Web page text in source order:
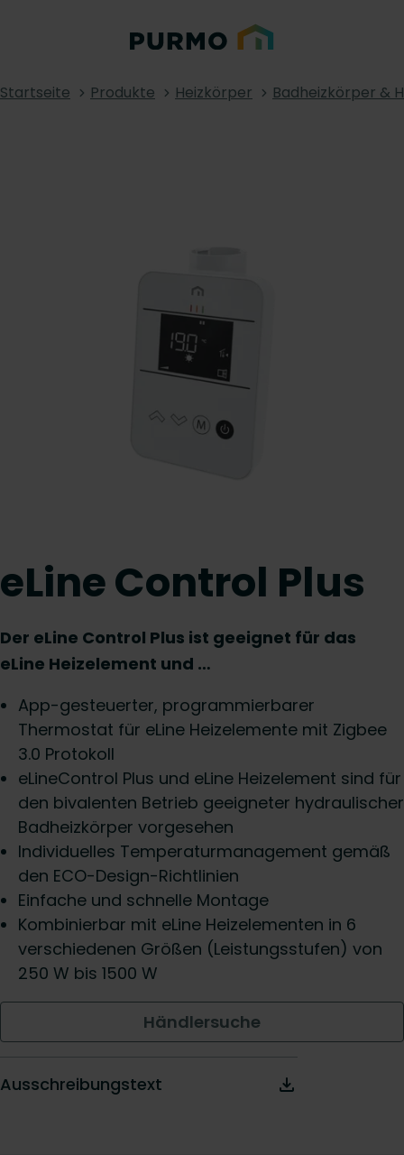
Startseite Produkte Heizkörper Badheizkörper &
eLine Control Plus
Der eLine Control Plus ist geeignet für das
eLine Heizelement und …
App-gesteuerter, programmierbarer
Thermostat für eLine Heizelemente mit Zigbee
3.0 Protokoll
eLineControl Plus und eLine Heizelement sind für
den bivalenten Betrieb geeigneter hydraulischer
Badheizkörper vorgesehen
Individuelles Temperaturmanagement gemäß
den ECO-Design-Richtlinien
Einfache und schnelle Montage
Kombinierbar mit eLine Heizelementen in 6
verschiedenen Größen (Leistungsstufen) von
250 W bis 1500 W
Händlersuche
Ausschreibungstext